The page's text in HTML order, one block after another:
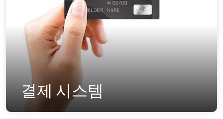
결제 시스템